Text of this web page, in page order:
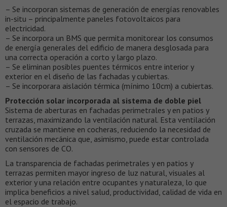
– Se incorporan sistemas de generación de energías renovables
in-situ – principalmente paneles fotovoltaicos para
electricidad.
– Se incorpora un BMS que permita monitorear los consumos
de energía generales del edificio de manera desglosada para
una correcta operación a corto y largo plazo.
– Se eliminan posibles puentes térmicos entre interior y
exterior en el diseño de las fachadas y cubiertas.
– Se incorporara aislación térmica (mínimo 10cm) a cubiertas.
Protección solar incorporada al sistema de doble piel
Sistema de aberturas en fachadas perimetrales y en patios y
terrazas, maximizando la ventilación natural. Esta ventilación
cruzada se mantiene en cocheras, reduciendo la necesidad de
ventilación mecánica que, asimismo, puede estar controlada
con sensores de CO.
La transparencia de fachadas perimetrales y en patios y
terrazas permiten mayor ingreso de luz natural, visuales al
exterior y una relación entre ocupantes y naturaleza, lo que
implica beneficios a nivel salud, productividad, calidad de vida en
el espacio de trabajo.